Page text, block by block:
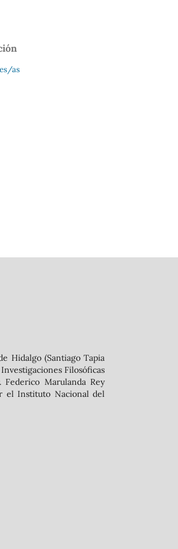
as
Hidalgo (Santiago Tapia
Filosóficas
Marulanda Rey
el Instituto Nacional del